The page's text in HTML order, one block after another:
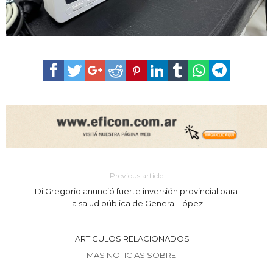
Previous article
Di Gregorio anunció fuerte inversión provincial para
la salud pública de General López
ARTICULOS RELACIONADOS
MAS NOTICIAS SOBRE